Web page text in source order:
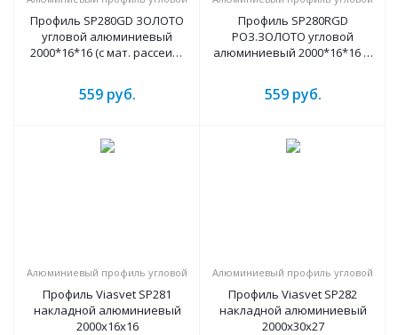
Профиль SP280GD ЗОЛОТО
угловой алюминиевый
2000*16*16 (с мат. рассеив.,
559руб.
Профиль SP280RGD
РОЗ.ЗОЛОТО угловой
алюминиевый 2000*16*16 (с
крепежа)
559руб.
Алюминиевый профиль угловой
Профиль Viasvet SP281
накладной алюминиевый
2000х16х16
Алюминиевый профиль угловой
Профиль Viasvet SP282
накладной алюминиевый
2000х30х27